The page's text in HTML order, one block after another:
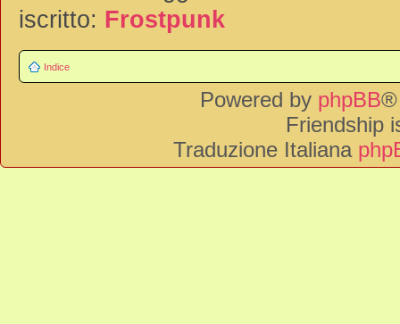
iscritto: Frostpunk
Indice
Powered by phpBB®
Friendship
Traduzione Italiana